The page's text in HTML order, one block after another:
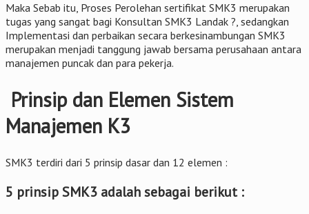
Maka Sebab itu, Proses Perolehan sertifikat SMK3 merupakan
tugas yang sangat bagi Konsultan SMK3 Landak ?, sedangkan
Implementasi dan perbaikan secara berkesinambungan SMK3
merupakan menjadi tanggung jawab bersama perusahaan antara
manajemen puncak dan para pekerja.
Prinsip dan Elemen Sistem
Manajemen K3
SMK3 terdiri dari 5 prinsip dasar dan 12 elemen :
5 prinsip SMK3 adalah sebagai berikut :